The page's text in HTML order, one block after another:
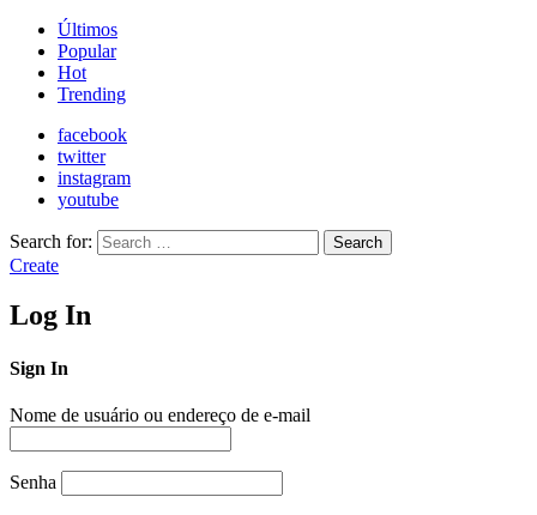
Últimos
Popular
Hot
Trending
facebook
twitter
instagram
youtube
Search for: Search
Create
Log In
Sign In
Nome de usuário ou endereço de e-mail
Senha